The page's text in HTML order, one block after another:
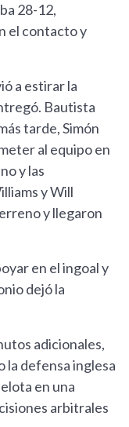
28-12,
el contacto y
a estirar la
Bautista
tarde, Simón
al equipo en
y las
y Will
y llegaron
en el ingoal y
dejó la
adicionales,
la defensa inglesa
en una
arbitrales